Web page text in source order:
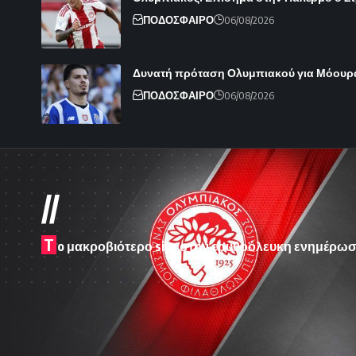
ΠΟΔΟΣΦΑΙΡΟ 06/08/2026
Δυνατή πρόταση Ολυμπιακού για
ΠΟΔΟΣΦΑΙΡΟ 06/08/2026
//
T o μακροβιότερο site στην ερυθρόλευκη